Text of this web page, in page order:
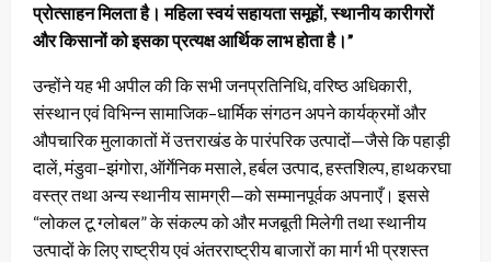
प्रोत्साहन मिलता है। महिला स्वयं सहायता समूहों, स्थानीय कारीगरों
और किसानों को इसका प्रत्यक्ष आर्थिक लाभ होता है।”
उन्होंने यह भी अपील की कि सभी जनप्रतिनिधि, वरिष्ठ अधिकारी,
संस्थान एवं विभिन्न सामाजिक–धार्मिक संगठन अपने कार्यक्रमों और
औपचारिक मुलाकातों में उत्तराखंड के पारंपरिक उत्पादों—जैसे कि पहाड़ी
दालें, मंडुवा–झंगोरा, ऑर्गेनिक मसाले, हर्बल उत्पाद, हस्तशिल्प, हाथकरघा
वस्त्र तथा अन्य स्थानीय सामग्री—को सम्मानपूर्वक अपनाएँ। इससे
“लोकल टू ग्लोबल” के संकल्प को और मजबूती मिलेगी तथा स्थानीय
उत्पादों के लिए राष्ट्रीय एवं अंतरराष्ट्रीय बाजारों का मार्ग भी प्रशस्त